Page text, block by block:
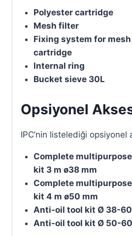
Polyester cartridge
Mesh filter
Fixing system for
cartridge
Internal ring
Bucket sieve 30L
Opsiyonel
IPC’nin listelediği opsiyonel
Complete
kit 3 m ø38 mm
Complete
kit 4 m ø50 mm
Anti-oil tool kit Ø 38-
Anti-oil tool kit Ø 50-